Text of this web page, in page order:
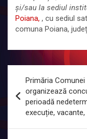
și/sau la sediul
Poiana, , cu sediul
comuna Poiana,
articole
Primăria Comunei
organizează
perioadă
execuție,